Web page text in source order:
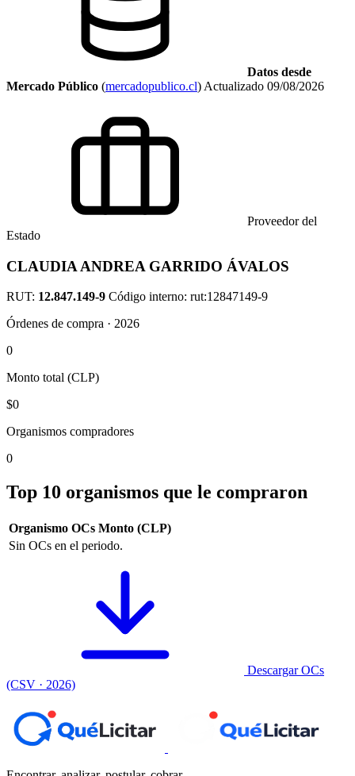
Datos desde
Mercado Público (mercadopublico.cl) Actualizado 09/08/2026
Proveedor del
Estado
CLAUDIA ANDREA GARRIDO ÁVALOS
RUT: 12.847.149-9 Código interno: rut:12847149-9
Órdenes de compra · 2026
0
Monto total (CLP)
$0
Organismos compradores
0
Top 10 organismos que le compraron
Organismo OCs Monto (CLP)
Sin OCs en el periodo.
Descargar OCs
(CSV · 2026)